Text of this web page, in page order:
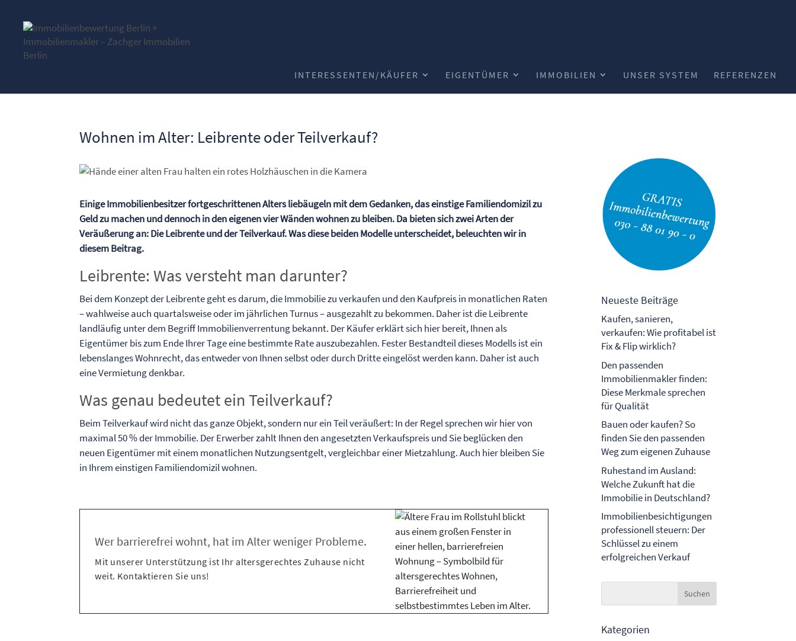
INTERESSENTEN/KÄUFER EIGENTÜMER IMMOBILIEN UNSER SYSTEM REFERENZEN
Wohnen im Alter: Leibrente oder Teilverkauf?
Einige Immobilienbesitzer fortgeschrittenen Alters liebäugeln mit dem Gedanken, das einstige Familiendomizil zu
Geld zu machen und dennoch in den eigenen vier Wänden wohnen zu bleiben. Da bieten sich zwei Arten der
Veräußerung an: Die Leibrente und der Teilverkauf. Was diese beiden Modelle unterscheidet, beleuchten wir in
diesem Beitrag.
Leibrente: Was versteht man darunter?
Bei dem Konzept der Leibrente geht es darum, die Immobilie zu verkaufen und den Kaufpreis in monatlichen Raten
– wahlweise auch quartalsweise oder im jährlichen Turnus – ausgezahlt zu bekommen. Daher ist die Leibrente
landläufig unter dem Begriff Immobilienverrentung bekannt. Der Käufer erklärt sich hier bereit, Ihnen als
Eigentümer bis zum Ende Ihrer Tage eine bestimmte Rate auszubezahlen. Fester Bestandteil dieses Modells ist ein
lebenslanges Wohnrecht, das entweder von Ihnen selbst oder durch Dritte eingelöst werden kann. Daher ist auch
eine Vermietung denkbar.
Was genau bedeutet ein Teilverkauf?
Beim Teilverkauf wird nicht das ganze Objekt, sondern nur ein Teil veräußert: In der Regel sprechen wir hier von
maximal 50 % der Immobilie. Der Erwerber zahlt Ihnen den angesetzten Verkaufspreis und Sie beglücken den
neuen Eigentümer mit einem monatlichen Nutzungsentgelt, vergleichbar einer Mietzahlung. Auch hier bleiben Sie
in Ihrem einstigen Familiendomizil wohnen.
Wer barrierefrei wohnt, hat im Alter weniger Probleme.
Mit unserer Unterstützung ist Ihr altersgerechtes Zuhause nicht
weit. Kontaktieren Sie uns!
Neueste Beiträge
Kaufen, sanieren,
verkaufen: Wie profitabel ist
Fix & Flip wirklich?
Den passenden
Immobilienmakler finden:
Diese Merkmale sprechen
für Qualität
Bauen oder kaufen? So
finden Sie den passenden
Weg zum eigenen Zuhause
Ruhestand im Ausland:
Welche Zukunft hat die
Immobilie in Deutschland?
Immobilienbesichtigungen
professionell steuern: Der
Schlüssel zu einem
erfolgreichen Verkauf
Kategorien